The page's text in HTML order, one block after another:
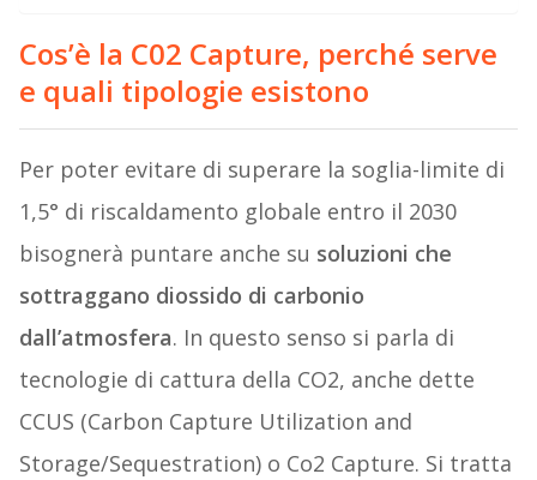
Cos’è la C02 Capture, perché serve
e quali tipologie esistono
Per poter evitare di superare la soglia-limite di
1,5° di riscaldamento globale entro il 2030
bisognerà puntare anche su soluzioni che
sottraggano diossido di carbonio
dall’atmosfera. In questo senso si parla di
tecnologie di cattura della CO2, anche dette
CCUS (Carbon Capture Utilization and
Storage/Sequestration) o Co2 Capture. Si tratta